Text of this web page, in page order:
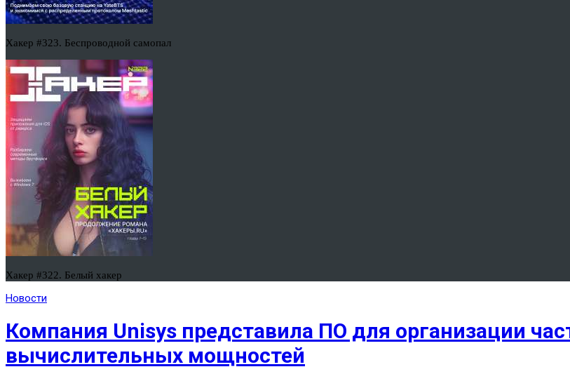
Хакер #323. Беспроводной самопал
Хакер #322. Белый хакер
Новости
Компания Unisys представила ПО для организации
вычислительных мощностей